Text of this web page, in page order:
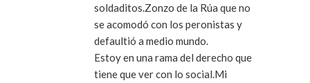
soldaditos.Zonzo de la Rúa que no
se acomodó con los peronistas y
defaultió a medio mundo.
Estoy en una rama del derecho que
tiene que ver con lo social.Mi